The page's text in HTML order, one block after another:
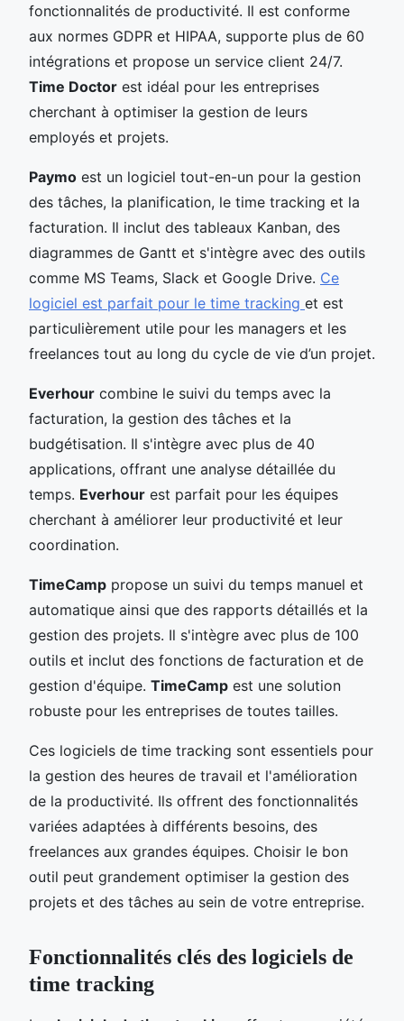
fonctionnalités de productivité. Il est conforme
aux normes GDPR et HIPAA, supporte plus de 60
intégrations et propose un service client 24/7.
Time Doctor est idéal pour les entreprises
cherchant à optimiser la gestion de leurs
employés et projets.
Paymo est un logiciel tout-en-un pour la gestion
des tâches, la planification, le time tracking et la
facturation. Il inclut des tableaux Kanban, des
diagrammes de Gantt et s'intègre avec des outils
comme MS Teams, Slack et Google Drive. Ce
logiciel est parfait pour le time tracking et est
particulièrement utile pour les managers et les
freelances tout au long du cycle de vie d’un projet.
Everhour combine le suivi du temps avec la
facturation, la gestion des tâches et la
budgétisation. Il s'intègre avec plus de 40
applications, offrant une analyse détaillée du
temps. Everhour est parfait pour les équipes
cherchant à améliorer leur productivité et leur
coordination.
TimeCamp propose un suivi du temps manuel et
automatique ainsi que des rapports détaillés et la
gestion des projets. Il s'intègre avec plus de 100
outils et inclut des fonctions de facturation et de
gestion d'équipe. TimeCamp est une solution
robuste pour les entreprises de toutes tailles.
Ces logiciels de time tracking sont essentiels pour
la gestion des heures de travail et l'amélioration
de la productivité. Ils offrent des fonctionnalités
variées adaptées à différents besoins, des
freelances aux grandes équipes. Choisir le bon
outil peut grandement optimiser la gestion des
projets et des tâches au sein de votre entreprise.
Fonctionnalités clés des logiciels de
time tracking